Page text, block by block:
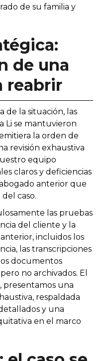
de su familia y
de una
reabrir
de la situación, las
Li se mantuvieron
la orden de
revisión exhaustiva
equipo
claros y deficiencias
anterior que
caso.
las pruebas
del cliente y la
incluidos los
las transcripciones
documentos
no archivados. El
presentamos una
respaldada
y una
en el marco